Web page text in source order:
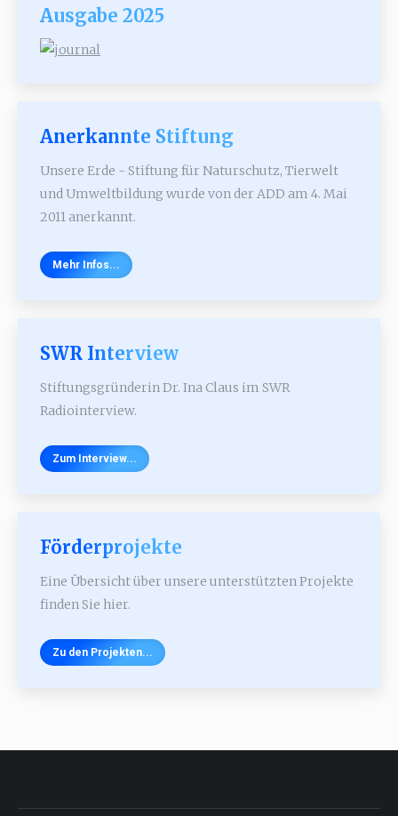
Ausgabe 2025
Anerkannte Stiftung
Unsere Erde - Stiftung für Naturschutz, Tierwelt
und Umweltbildung wurde von der ADD am 4. Mai
2011 anerkannt.
Mehr Infos...
SWR Interview
Stiftungsgründerin Dr. Ina Claus im SWR
Radiointerview.
Zum Interview...
Förderprojekte
Eine Übersicht über unsere unterstützten Projekte
finden Sie hier.
Zu den Projekten...